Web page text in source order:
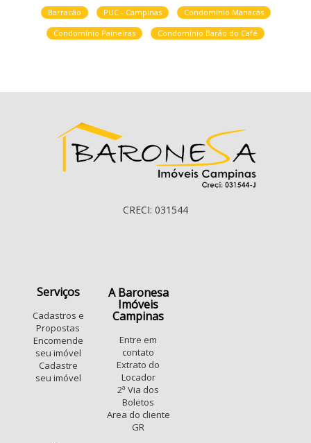
Barracão
PUC - Campinas
Condomínio Manacás
Condomínio Paineiras
Condomínio Barão do Café
CRECI: 031544
Serviços
Cadastros e
Propostas
Encomende
seu imóvel
Cadastre
seu imóvel
A Baronesa
Imóveis
Campinas
Entre em
contato
Extrato do
Locador
2ª Via dos
Boletos
Area do cliente
GR